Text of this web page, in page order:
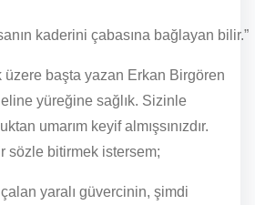
kaderini çabasına bağlayan bilir.”
başta yazan Erkan Birgören
yüreğine sağlık. Sizinle
umarım keyif almışsınızdır.
sözle bitirmek istersem;
çalan yaralı güvercinin, şimdi